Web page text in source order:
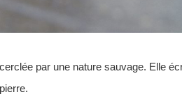
par une nature sauvage. Elle